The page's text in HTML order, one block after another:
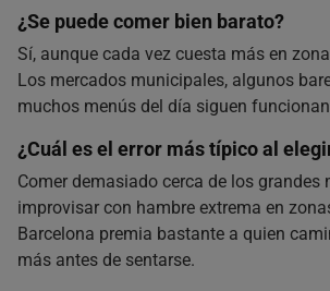
¿Se puede comer bien barato?
Sí, aunque cada vez cuesta más en
Los mercados municipales, algunos
muchos menús del día siguen
¿Cuál es el error más típico al
Comer demasiado cerca de los grandes
improvisar con hambre extrema en
Barcelona premia bastante a quien
más antes de sentarse.